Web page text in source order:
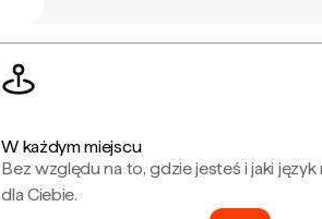
W każdym miejscu
Bez względu na to, gdzie jesteś i jaki
dla Ciebie.